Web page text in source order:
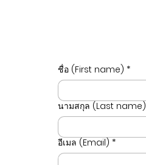
ชื่อ (First name) *
นามสกุล (Last name)
อีเมล (Email) *